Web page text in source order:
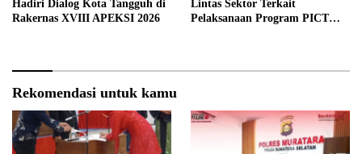
Hadiri Dialog Kota Tangguh di
Rakernas XVIII APEKSI 2026
Lintas Sektor Terkait
Pelaksanaan Program PICT
Rekomendasi untuk kamu